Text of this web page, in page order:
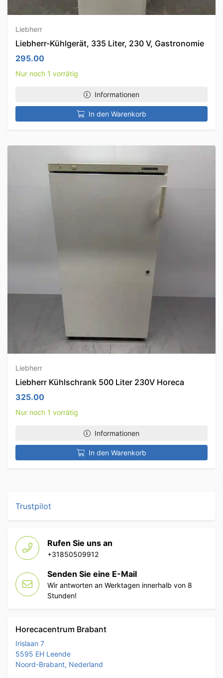
Liebherr
Liebherr-Kühlgerät, 335 Liter, 230 V, Gastronomie
295.00
Nur noch 1 vorrätig
Informationen
In den Warenkorb
Liebherr
Liebherr Kühlschrank 500 Liter 230V Horeca
325.00
Nur noch 1 vorrätig
Informationen
In den Warenkorb
Trustpilot
Rufen Sie uns an
+31850509912
Senden Sie eine E-Mail
Wir antworten an Werktagen innerhalb von 8
Stunden!
Horecacentrum Brabant
Irislaan 7
5595 EH Leende
Noord-Brabant, Nederland